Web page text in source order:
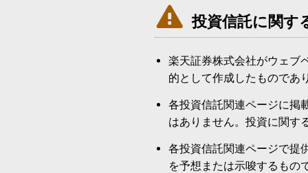
 投資信託に関す
楽天証券株式会社がウェブ
的として作成したものであ
各投資信託関連ページに掲
はありません。投資に関す
各投資信託関連ページで提
を予想または示唆するもの